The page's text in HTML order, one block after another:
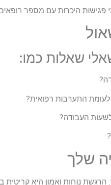
היכרות עם מספר רופאים.
שאלות כמו:
שלך
הרגשת נוחות ואמון היא